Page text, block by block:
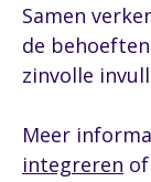
Samen
de
zinvolle
Meer
integreren of